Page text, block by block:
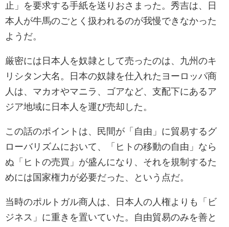
止」を要求する手紙を送りおさまった。秀吉は、日
本人が牛馬のごとく扱われるのが我慢できなかった
ようだ。
厳密には日本人を奴隷として売ったのは、九州のキ
リシタン大名。日本の奴隷を仕入れたヨーロッパ商
人は、マカオやマニラ、ゴアなど、支配下にあるア
ジア地域に日本人を運び売却した。
この話のポイントは、民間が「自由」に貿易するグ
ローバリズムにおいて、「ヒトの移動の自由」なら
ぬ「ヒトの売買」が盛んになり、それを規制するた
めには国家権力が必要だった、という点だ。
当時のポルトガル商人は、日本人の人権よりも「ビ
ジネス」に重きを置いていた。自由貿易のみを善と